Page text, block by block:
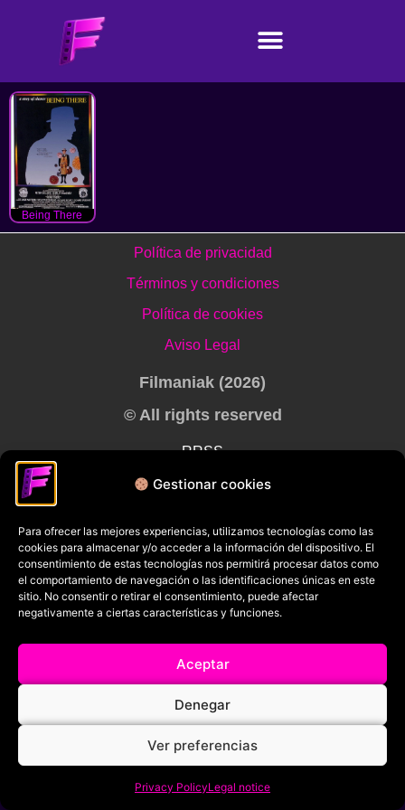
Gestionar cookies
Para ofrecer las mejores experiencias, utilizamos tecnologías como las
cookies para almacenar y/o acceder a la información del dispositivo. El
consentimiento de estas tecnologías nos permitirá procesar datos como
el comportamiento de navegación o las identificaciones únicas en este
sitio. No consentir o retirar el consentimiento, puede afectar
negativamente a ciertas características y funciones.
Aceptar
Denegar
Ver preferencias
Privacy PolicyLegal notice
Being There
Política de privacidad
Términos y condiciones
Política de cookies
Aviso Legal
Filmaniak (2026)
© All rights reserved
RRSS